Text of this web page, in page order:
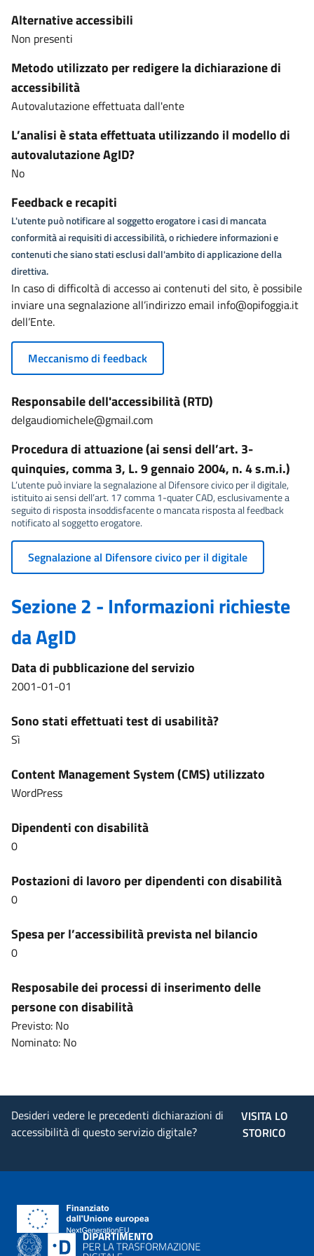
Alternative accessibili
Non presenti
Metodo utilizzato per redigere la dichiarazione di
accessibilità
Autovalutazione effettuata dall'ente
L’analisi è stata effettuata utilizzando il modello di
autovalutazione AgID?
No
Feedback e recapiti
L'utente può notificare al soggetto erogatore i casi di mancata
conformità ai requisiti di accessibilità, o richiedere informazioni e
contenuti che siano stati esclusi dall'ambito di applicazione della
direttiva.
In caso di difficoltà di accesso ai contenuti del sito, è possibile
inviare una segnalazione all’indirizzo email info@opifoggia.it
dell’Ente.
Meccanismo di feedback
Responsabile dell'accessibilità (RTD)
delgaudiomichele@gmail.com
Procedura di attuazione (ai sensi dell’art. 3-
quinquies, comma 3, L. 9 gennaio 2004, n. 4 s.m.i.)
L’utente può inviare la segnalazione al Difensore civico per il digitale,
istituito ai sensi dell’art. 17 comma 1-quater CAD, esclusivamente a
seguito di risposta insoddisfacente o mancata risposta al feedback
notificato al soggetto erogatore.
Segnalazione al Difensore civico per il digitale
Sezione 2 - Informazioni richieste
da AgID
Data di pubblicazione del servizio
2001-01-01
Sono stati effettuati test di usabilità?
Sì
Content Management System (CMS) utilizzato
WordPress
Dipendenti con disabilità
0
Postazioni di lavoro per dipendenti con disabilità
0
Spesa per l’accessibilità prevista nel bilancio
0
Resposabile dei processi di inserimento delle
persone con disabilità
Previsto: No
Nominato: No
Desideri vedere le precedenti dichiarazioni di
accessibilità di questo servizio digitale?
VISITA LO
STORICO